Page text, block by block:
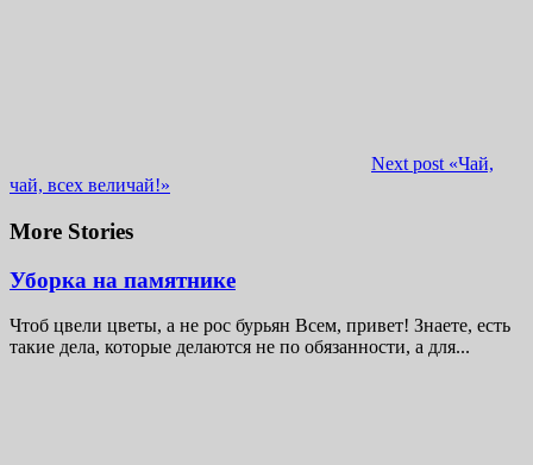
Next post «Чай,
чай, всех величай!»
More Stories
Уборка на памятнике
Чтоб цвели цветы, а не рос бурьян Всем, привет! Знаете, есть
такие дела, которые делаются не по обязанности, а для...